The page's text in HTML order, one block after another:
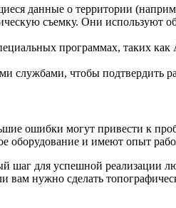
данные о территории
съемку. Они используют
программах, таких
службами, чтобы подтвердить
ошибки могут привести к
и имеют опыт
шаг для успешной реализации
вам нужно сделать